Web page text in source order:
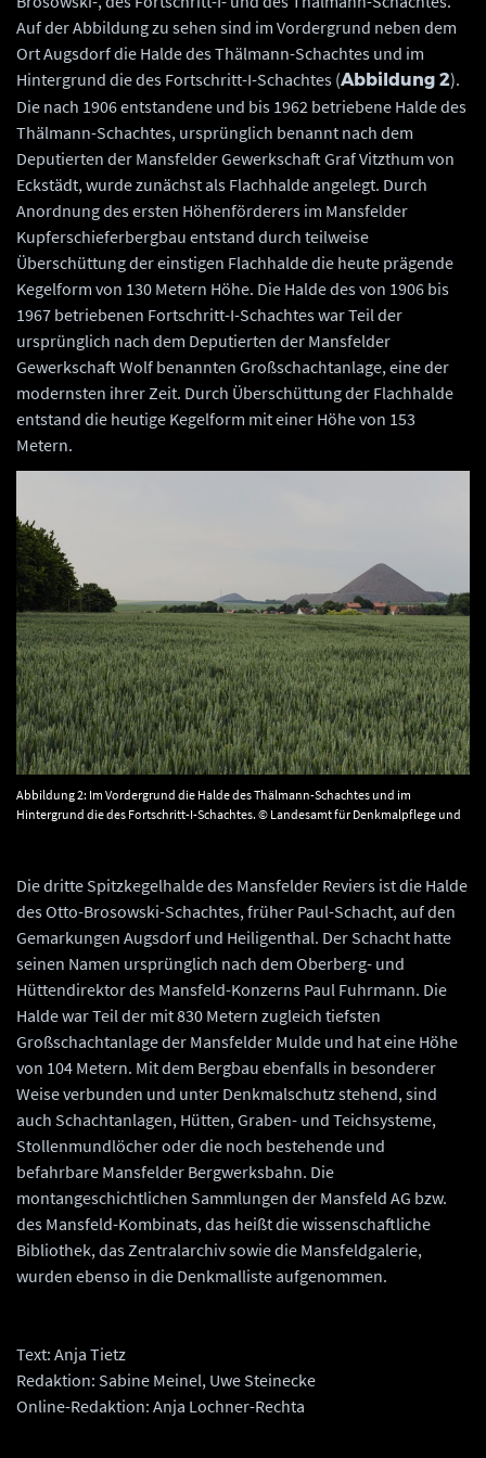
Auf der Abbildung zu sehen sind im Vordergrund neben dem
Ort Augsdorf die Halde des Thälmann-Schachtes und im
Hintergrund die des Fortschritt-I-Schachtes (Abbildung 2).
Die nach 1906 entstandene und bis 1962 betriebene Halde des
Thälmann-Schachtes, ursprünglich benannt nach dem
Deputierten der Mansfelder Gewerkschaft Graf Vitzthum von
Eckstädt, wurde zunächst als Flachhalde angelegt. Durch
Anordnung des ersten Höhenförderers im Mansfelder
Kupferschieferbergbau entstand durch teilweise
Überschüttung der einstigen Flachhalde die heute prägende
Kegelform von 130 Metern Höhe. Die Halde des von 1906 bis
1967 betriebenen Fortschritt-I-Schachtes war Teil der
ursprünglich nach dem Deputierten der Mansfelder
Gewerkschaft Wolf benannten Großschachtanlage, eine der
modernsten ihrer Zeit. Durch Überschüttung der Flachhalde
entstand die heutige Kegelform mit einer Höhe von 153
Metern.
Abbildung 2: Im Vordergrund die Halde des Thälmann-Schachtes und im
Hintergrund die des Fortschritt-I-Schachtes. © Landesamt für Denkmalpflege und
Die dritte Spitzkegelhalde des Mansfelder Reviers ist die Halde
des Otto-Brosowski-Schachtes, früher Paul-Schacht, auf den
Gemarkungen Augsdorf und Heiligenthal. Der Schacht hatte
seinen Namen ursprünglich nach dem Oberberg- und
Hüttendirektor des Mansfeld-Konzerns Paul Fuhrmann. Die
Halde war Teil der mit 830 Metern zugleich tiefsten
Großschachtanlage der Mansfelder Mulde und hat eine Höhe
von 104 Metern. Mit dem Bergbau ebenfalls in besonderer
Weise verbunden und unter Denkmalschutz stehend, sind
auch Schachtanlagen, Hütten, Graben- und Teichsysteme,
Stollenmundlöcher oder die noch bestehende und
befahrbare Mansfelder Bergwerksbahn. Die
montangeschichtlichen Sammlungen der Mansfeld AG bzw.
des Mansfeld-Kombinats, das heißt die wissenschaftliche
Bibliothek, das Zentralarchiv sowie die Mansfeldgalerie,
wurden ebenso in die Denkmalliste aufgenommen.
Text: Anja Tietz
Redaktion: Sabine Meinel, Uwe Steinecke
Online-Redaktion: Anja Lochner-Rechta